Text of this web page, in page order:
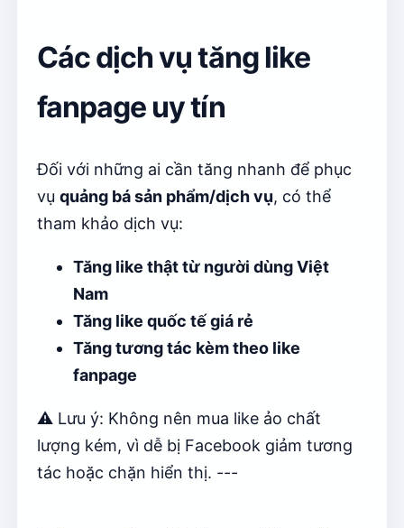
Các dịch vụ tăng like
fanpage uy tín
Đối với những ai cần tăng nhanh để phục
vụ quảng bá sản phẩm/dịch vụ, có thể
tham khảo dịch vụ:
Tăng like thật từ người dùng Việt
Nam
Tăng like quốc tế giá rẻ
Tăng tương tác kèm theo like
fanpage
⚠️ Lưu ý: Không nên mua like ảo chất
lượng kém, vì dễ bị Facebook giảm tương
tác hoặc chặn hiển thị. ---